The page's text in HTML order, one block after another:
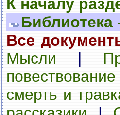
К началу
Библиотека
Все
Мысли |
повествование
смерть и